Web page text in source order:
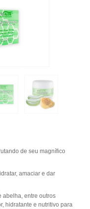
de seu magnífico
amaciar e dar
abelha, entre outros
hidratante e nutritivo para